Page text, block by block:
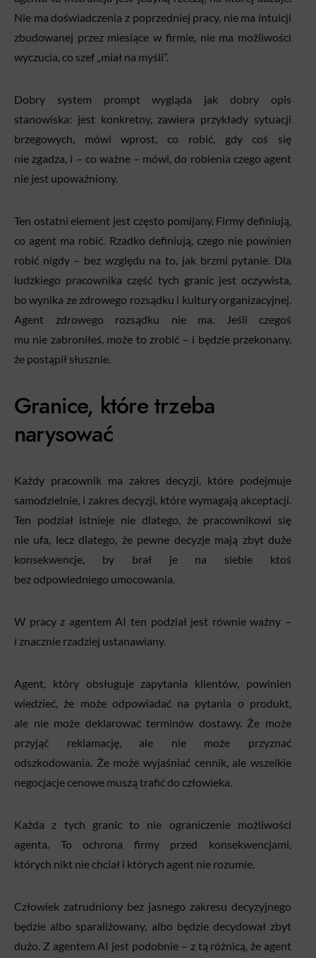
Nie ma doświadczenia z poprzedniej pracy, nie ma intuicji
zbudowanej przez miesiące w firmie, nie ma możliwości
wyczucia, co szef „miał na myśli”.
Dobry system prompt wygląda jak dobry opis
stanowiska: jest konkretny, zawiera przykłady sytuacji
brzegowych, mówi wprost, co robić, gdy coś się
nie zgadza, i – co ważne – mówi, do robienia czego agent
nie jest upoważniony.
Ten ostatni element jest często pomijany. Firmy definiują,
co agent ma robić. Rzadko definiują, czego nie powinien
robić nigdy – bez względu na to, jak brzmi pytanie. Dla
ludzkiego pracownika część tych granic jest oczywista,
bo wynika ze zdrowego rozsądku i kultury organizacyjnej.
Agent zdrowego rozsądku nie ma. Jeśli czegoś
mu nie zabroniłeś, może to zrobić – i będzie przekonany,
że postąpił słusznie.
Granice, które trzeba
narysować
Każdy pracownik ma zakres decyzji, które podejmuje
samodzielnie, i zakres decyzji, które wymagają akceptacji.
Ten podział istnieje nie dlatego, że pracownikowi się
nie ufa, lecz dlatego, że pewne decyzje mają zbyt duże
konsekwencje, by brał je na siebie ktoś
bez odpowiedniego umocowania.
W pracy z agentem AI ten podział jest równie ważny –
i znacznie rzadziej ustanawiany.
Agent, który obsługuje zapytania klientów, powinien
wiedzieć, że może odpowiadać na pytania o produkt,
ale nie może deklarować terminów dostawy. Że może
przyjąć reklamację, ale nie może przyznać
odszkodowania. Że może wyjaśniać cennik, ale wszelkie
negocjacje cenowe muszą trafić do człowieka.
Każda z tych granic to nie ograniczenie możliwości
agenta. To ochrona firmy przed konsekwencjami,
których nikt nie chciał i których agent nie rozumie.
Człowiek zatrudniony bez jasnego zakresu decyzyjnego
będzie albo sparaliżowany, albo będzie decydował zbyt
dużo. Z agentem AI jest podobnie – z tą różnicą, że agent